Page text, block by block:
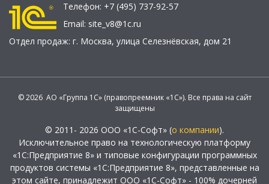
Телефон: +7 (495) 737-92-57
Email: site_v8@1c.ru
Отдел продаж: г. Москва, улица Селезнёвская, дом 21
© 2026 АО «Группа 1С» (правопреемник «1С»). Все права на сайт
защищены
© 2011- 2026 ООО «1С-Софт» (о компании).
Исключительное право на технологическую платформу
«1С:Предприятие 8» и типовые конфигурации программных
продуктов системы «1С:Предприятие 8», представленные на
этом сайте, принадлежит ООО «1С-Софт» - 100% дочерней